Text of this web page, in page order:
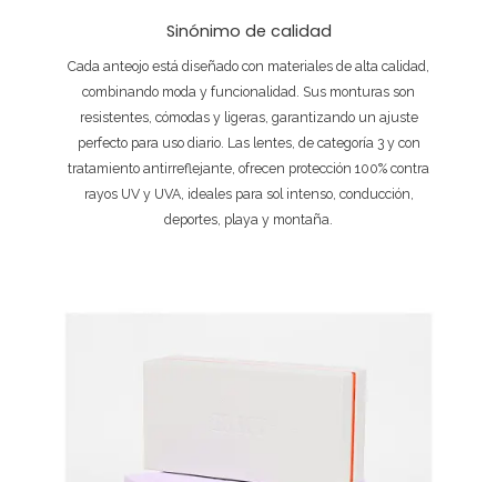
Sinónimo de calidad
Cada anteojo está diseñado con materiales de alta calidad,
combinando moda y funcionalidad. Sus monturas son
resistentes, cómodas y ligeras, garantizando un ajuste
perfecto para uso diario. Las lentes, de categoría 3 y con
tratamiento antirreflejante, ofrecen protección 100% contra
rayos UV y UVA, ideales para sol intenso, conducción,
deportes, playa y montaña.